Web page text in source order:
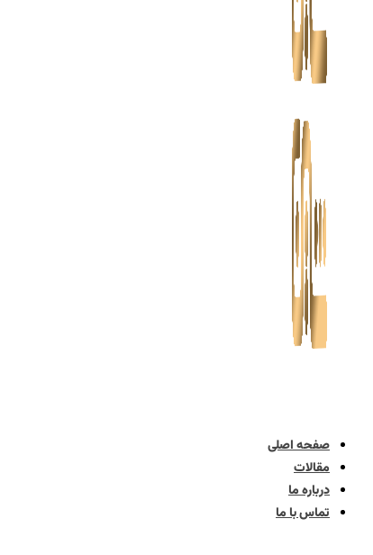
صفحه اصلی
مقالات
درباره ما
تماس با ما